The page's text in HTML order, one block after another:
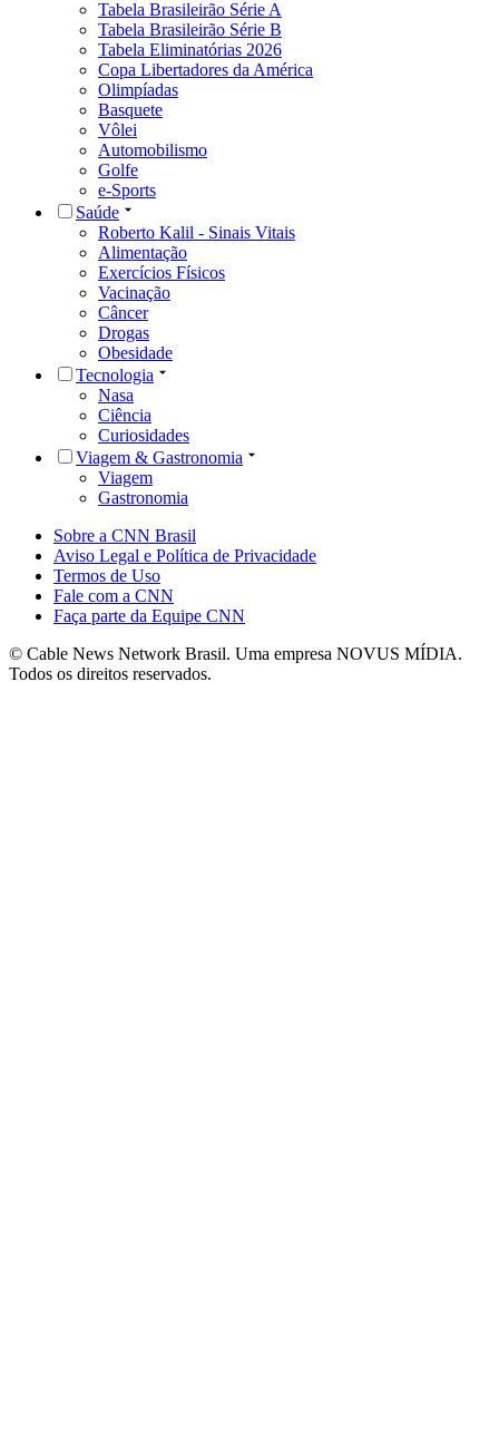
Tabela Brasileirão Série A
Tabela Brasileirão Série B
Tabela Eliminatórias 2026
Copa Libertadores da América
Olimpíadas
Basquete
Vôlei
Automobilismo
Golfe
e-Sports
Saúde
Roberto Kalil - Sinais Vitais
Alimentação
Exercícios Físicos
Vacinação
Câncer
Drogas
Obesidade
Tecnologia
Nasa
Ciência
Curiosidades
Viagem & Gastronomia
Viagem
Gastronomia
Sobre a CNN Brasil
Aviso Legal e Política de Privacidade
Termos de Uso
Fale com a CNN
Faça parte da Equipe CNN
© Cable News Network Brasil. Uma empresa NOVUS MÍDIA.
Todos os direitos reservados.